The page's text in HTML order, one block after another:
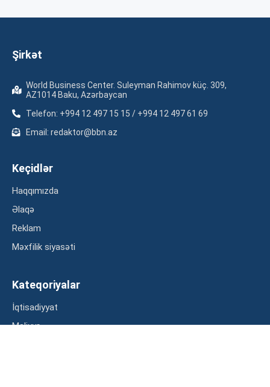
Şirkət
World Business Center. Suleyman Rahimov küç. 309,
AZ1014 Baku, Azərbaycan
Telefon: +994 12 497 15 15 / +994 12 497 61 69
Email: redaktor@bbn.az
Keçidlər
Haqqımızda
Əlaqə
Reklam
Məxfilik siyasəti
Kateqoriyalar
İqtisadiyyat
Maliyyə